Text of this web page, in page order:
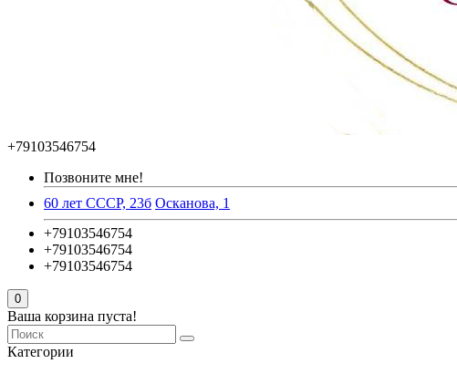
+79103546754
Позвоните мне!
60 лет СССР, 23б Осканова, 1
+79103546754
+79103546754
+79103546754
0
Ваша корзина пуста!
Категории